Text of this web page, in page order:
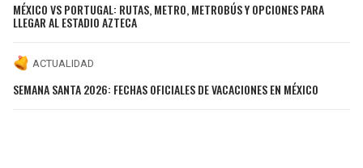
MÉXICO VS PORTUGAL: RUTAS, METRO, METROBÚS Y OPCIONES PARA
LLEGAR AL ESTADIO AZTECA
ACTUALIDAD
SEMANA SANTA 2026: FECHAS OFICIALES DE VACACIONES EN MÉXICO